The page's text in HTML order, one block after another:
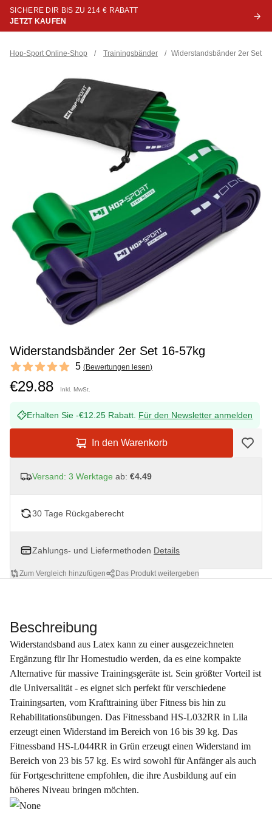
SICHERE DIR BIS ZU 214 € RABATT
JETZT KAUFEN
Hop-Sport Online-Shop / Trainingsbänder / Widerstandsbänder 2er Set
Widerstandsbänder 2er Set 16-57kg
Reviews
5 out of 5 stars 5 (Bewertungen lesen)
€29.88 Inkl. MwSt.
Erhalten Sie -€12.25 Rabatt. Für den Newsletter anmelden
In den Warenkorb
Versand: 3 Werktage ab: €4.49
30 Tage Rückgaberecht
Zahlungs- und Liefermethoden Details
Zum Vergleich hinzufügen Das Produkt weitergeben
Beschreibung
Widerstandsband aus Latex kann zu einer ausgezeichneten
Ergänzung für Ihr Homestudio werden, da es eine kompakte
Alternative für massive Trainingsgeräte ist. Sein größter Vorteil ist
die Universalität - es eignet sich perfekt für verschiedene
Trainingsarten, vom Krafttraining über Fitness bis hin zu
Rehabilitationsübungen. Das Fitnessband HS-L032RR in Lila
erzeugt einen Widerstand im Bereich von 16 bis 39 kg. Das
Fitnessband HS-L044RR in Grün erzeugt einen Widerstand im
Bereich von 23 bis 57 kg. Es wird sowohl für Anfänger als auch
für Fortgeschrittene empfohlen, die ihre Ausbildung auf ein
höheres Niveau bringen möchten.